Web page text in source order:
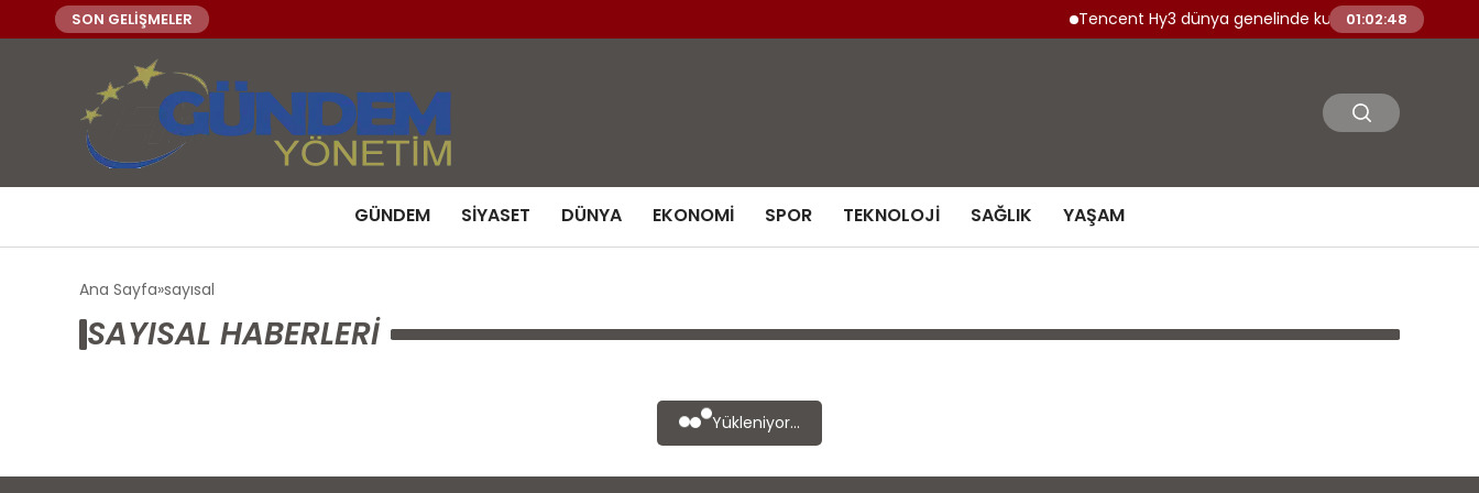
SON GELİŞMELER Tencent Hy3 dünya genelinde kullanıma sunuldu
01:02:48
GÜNDEM SIYASET DÜNYA EKONOMI SPOR TEKNOLOJI SAĞLIK YAŞAM
Ana Sayfa sayısal
SAYISAL HABERLERI
Yükleniyor...